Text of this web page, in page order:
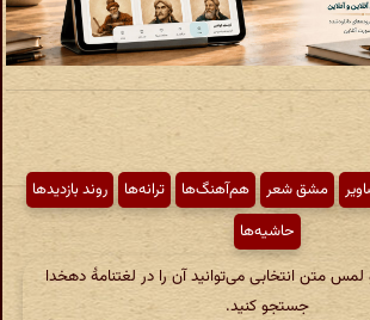
مشق شعر هم‌آهنگ‌ها ترانه‌ها
روند بازدیدها
حاشیه‌ها
متن انتخابی می‌توانید آن را در لغتنامهٔ دهخدا
جستجو کنید.